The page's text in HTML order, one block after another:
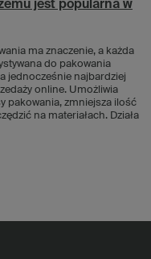
jest popularna w
ma znaczenie, a każda
do pakowania
jednocześnie najbardziej
online. Umożliwia
pakowania, zmniejsza ilość
na materiałach. Działa